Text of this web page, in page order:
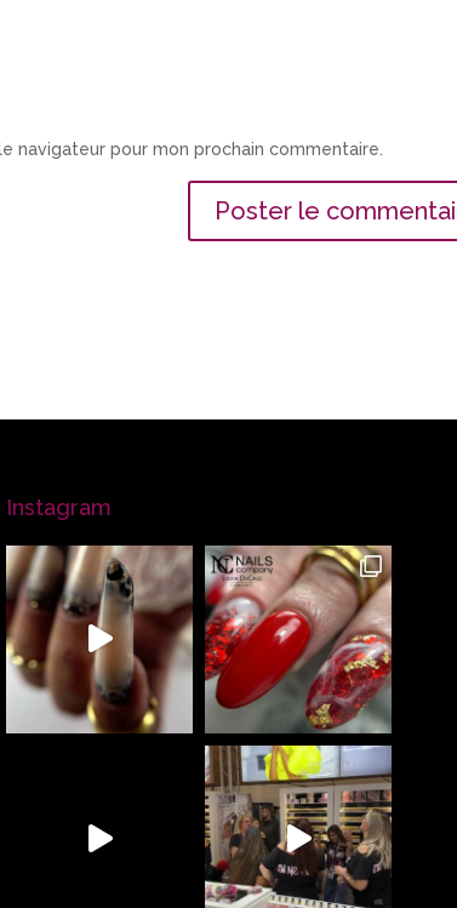
navigateur pour mon prochain commentaire.
Instagram